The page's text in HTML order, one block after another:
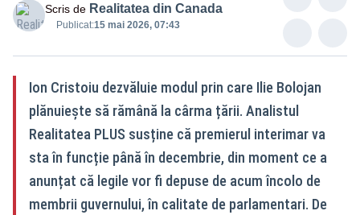
Scris de Realitatea din Canada
Publicat:15 mai 2026, 07:43
Ion Cristoiu dezvăluie modul prin care Ilie Bolojan
plănuiește să rămână la cârma țării. Analistul
Realitatea PLUS susține că premierul interimar va
sta în funcție până în decembrie, din moment ce a
anunțat că legile vor fi depuse de acum încolo de
membrii guvernului, în calitate de parlamentari. De